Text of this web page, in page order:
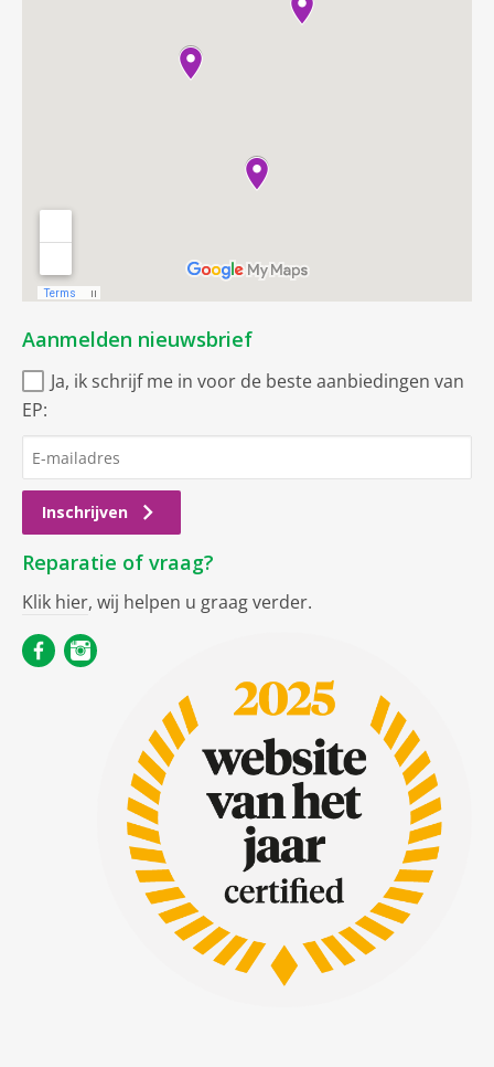
Aanmelden nieuwsbrief
Ja, ik schrijf me in voor de beste aanbiedingen van
EP:
Inschrijven
Reparatie of vraag?
Klik hier, wij helpen u graag verder.